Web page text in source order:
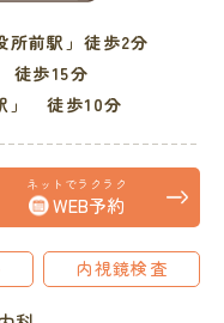
所前駅」徒歩2分
徒歩15分
」 徒歩10分
ネットでラクラク
WEB予約
内視鏡検査